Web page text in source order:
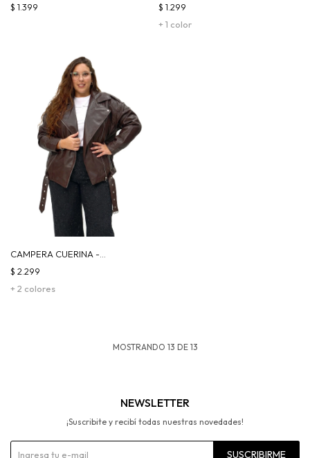
$ 1.399
+ 1 color
$ 1.299
CAMPERA CUERINA -
CHOCOLATE
+ 2 colores
$ 2.299
MOSTRANDO 13 DE 13
NEWSLETTER
¡Suscribite y recibí todas nuestras novedades!
SUSCRIBIRME